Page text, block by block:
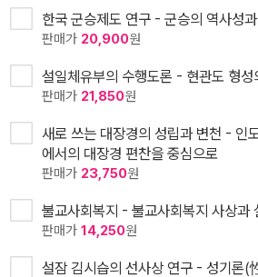
한국 군승제도 연구 - 군승의 역사성
판매가 20,900원
설일체유부의 수행도론 - 현관도 형
판매가 21,850원
새로 쓰는 대장경의 성립과 변천 - 인도
에서의 대장경 편찬을 중심으로
판매가 23,750원
불교사회복지 - 불교사회복지 사상과
판매가 14,250원
설잠 김시습의 선사상 연구 - 성기